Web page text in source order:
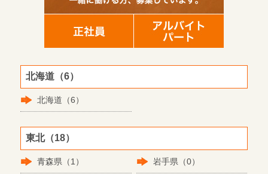
北海道（6）
北海道（6）
東北（18）
青森県（1） 岩手県（0）